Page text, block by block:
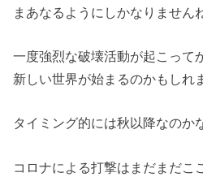
まあなるようにしかなりません
一度強烈な破壊活動が起こって
新しい世界が始まるのかもしれ
タイミング的には秋以降なのか
コロナによる打撃はまだまだこ